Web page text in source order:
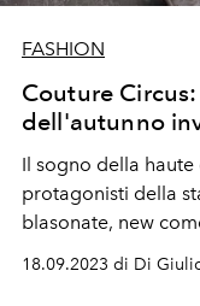
FASHION
Couture
dell'autunno
Il sogno della
protagonisti della
blasonate, new
one shot come la
18.09.2023 di Di